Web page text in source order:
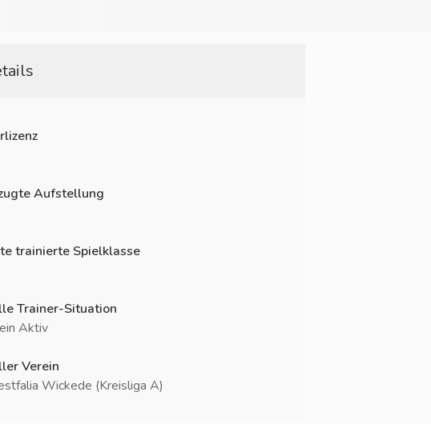
Aufstellung
trainierte Spielklasse
Trainer-Situation
Aktiv
Verein
Wickede (Kreisliga A)